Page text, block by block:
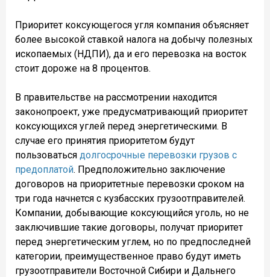
Приоритет коксующегося угля компания объясняет
более высокой ставкой налога на добычу полезных
ископаемых (НДПИ), да и его перевозка на восток
стоит дороже на 8 процентов.
В правительстве на рассмотрении находится
законопроект, уже предусматривающий приоритет
коксующихся углей перед энергетическими. В
случае его принятия приоритетом будут
пользоваться долгосрочные перевозки грузов с
предоплатой. Предположительно заключение
договоров на приоритетные перевозки сроком на
три года начнется с кузбасских грузоотправителей.
Компании, добывающие коксующийся уголь, но не
заключившие такие договоры, получат приоритет
перед энергетическим углем, но по предпоследней
категории, преимущественное право будут иметь
грузоотправители Восточной Сибири и Дальнего